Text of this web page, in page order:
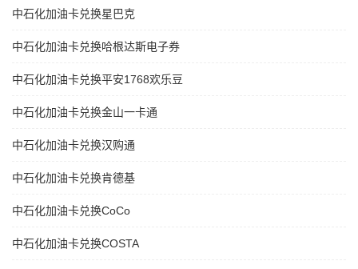
中石化加油卡兑换星巴克
中石化加油卡兑换哈根达斯电子券
中石化加油卡兑换平安1768欢乐豆
中石化加油卡兑换金山一卡通
中石化加油卡兑换汉购通
中石化加油卡兑换肯德基
中石化加油卡兑换CoCo
中石化加油卡兑换COSTA